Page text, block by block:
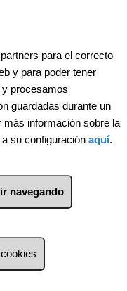
para el correcto
y para poder tener
procesamos
guardadas durante un
más información sobre la
su configuración aquí.
navegando